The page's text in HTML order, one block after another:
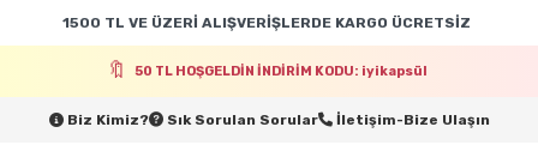
1500 TL VE ÜZERİ ALIŞVERİŞLERDE KARGO ÜCRETSİZ
50 TL HOŞGELDİN İNDİRİM KODU: iyikapsül
Biz Kimiz? Sık Sorulan Sorular İletişim-Bize Ulaşın